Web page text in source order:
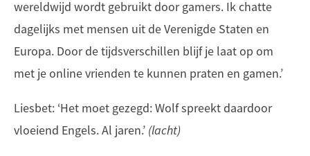
wereldwijd wordt gebruikt door gamers. Ik chatte
dagelijks met mensen uit de Verenigde Staten en
Europa. Door de tijdsverschillen blijf je laat op om
met je online vrienden te kunnen praten en gamen.’
Liesbet: ‘Het moet gezegd: Wolf spreekt daardoor
vloeiend Engels. Al jaren.’ (lacht)